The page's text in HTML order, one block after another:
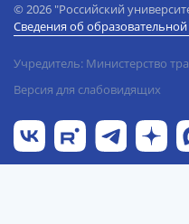
© 2026 "Российский
Сведения об
Учредитель: Министерство
Версия для слабовидящих